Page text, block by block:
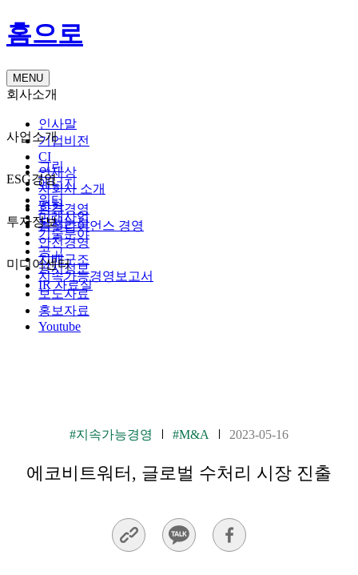
홈으로
MENU
회사소개
인사말
기업비전
CI
인재상
자회사 소개
연혁
오시는길
사업소개
그린
에너지
워터
미래사업
기술분야
ESG경영
환경경영
컴플라이언스 경영
안전경영
지배구조
지속가능경영보고서
투자정보
공고
공시정보
IR 자료실
미디어센터
보도자료
홍보자료
Youtube
#지속가능경영 #M&A 2023-05-16
에코비트워터, 글로벌 수처리 시장 진출